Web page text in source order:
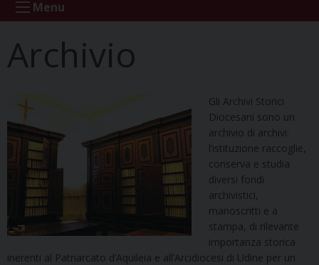
Menu
Archivio
Gli Archivi Storici
Diocesani sono un
archivio di archivi:
l’istituzione raccoglie,
conserva e studia
diversi fondi
archivistici,
manoscritti e a
stampa, di rilevante
importanza storica
inerenti al Patriarcato d’Aquileia e all’Arcidiocesi di Udine per un